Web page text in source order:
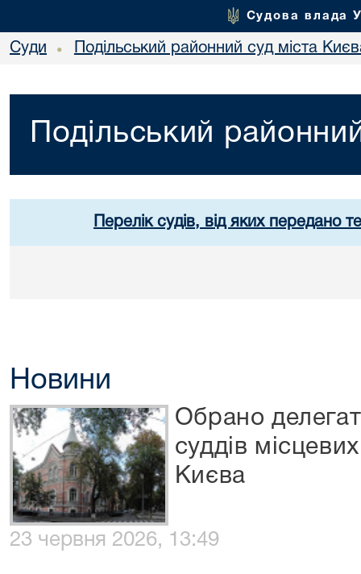
Судова влада
Суди • Подільський районний суд міста
Подільський
Перелік судів, від яких передано
Новини
Обрано
суддів
Києва
23 червня 2026, 13:49